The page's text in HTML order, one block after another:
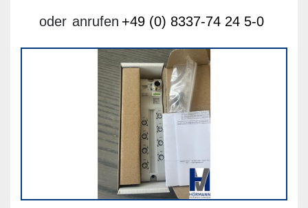
oder anrufen +49 (0) 8337-74 24 5-0